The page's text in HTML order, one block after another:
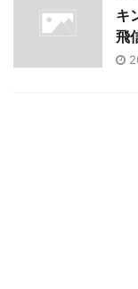
キ
飛